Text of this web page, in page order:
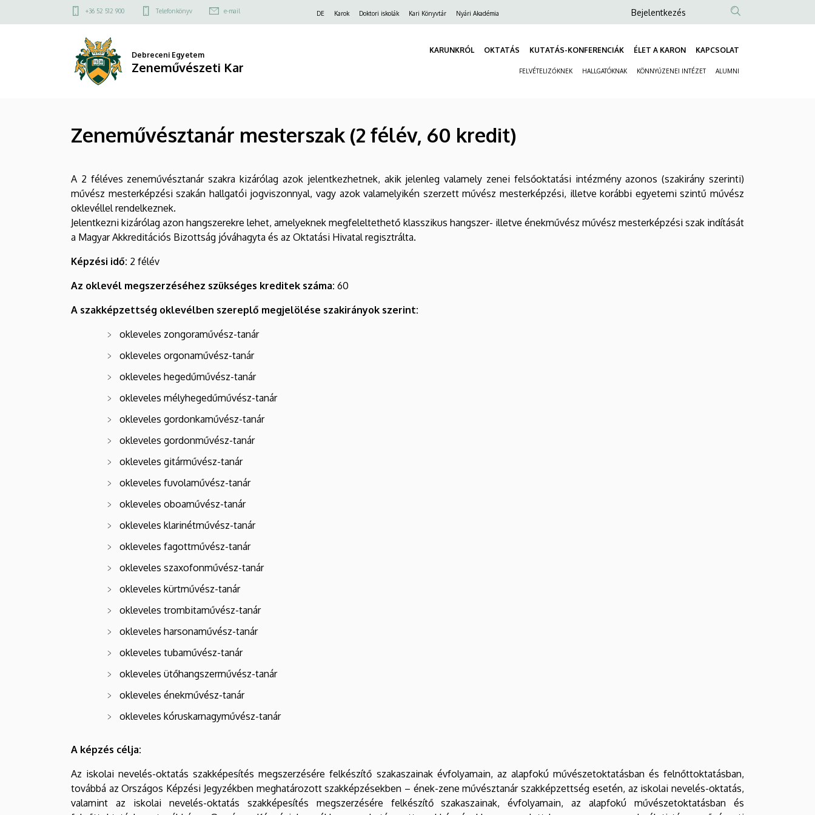
Zeneművésztanár
mesterszak
Zeneművészeti
a
Felső
menü
+36 52 512 900 Telefonkönyv e-mail
Felső
DE Karok Doktori iskolák Kari Könyvtár Nyári Akadémia
Anonim
fiók
menüje
Bejelentkezés
Debreceni Egyetem
Zeneművészeti Kar
KARUNKRÓL OKTATÁS KUTATÁS-KONFERENCIÁK ÉLET A KARON KAPCSOLAT
FELVÉTELIZŐKNEK HALLGATÓKNAK KÖNNYŰZENEI INTÉZET ALUMNI
Zeneművésztanár mesterszak (2 félév, 60 kredit)
A 2 féléves zeneművésztanár szakra kizárólag azok jelentkezhetnek, akik jelenleg valamely zenei felsőoktatási intézmény azonos (szakirány szerinti)
művész mesterképzési szakán hallgatói jogviszonnyal, vagy azok valamelyikén szerzett művész mesterképzési, illetve korábbi egyetemi szintű művész
oklevéllel rendelkeznek.
Jelentkezni kizárólag azon hangszerekre lehet, amelyeknek megfeleltethető klasszikus hangszer- illetve énekművész művész mesterképzési szak indítását
a Magyar Akkreditációs Bizottság jóváhagyta és az Oktatási Hivatal regisztrálta.
Képzési idő: 2 félév
Az oklevél megszerzéséhez szükséges kreditek száma: 60
A szakképzettség oklevélben szereplő megjelölése szakirányok szerint:
okleveles zongoraművész-tanár
okleveles orgonaművész-tanár
okleveles hegedűművész-tanár
okleveles mélyhegedűművész-tanár
okleveles gordonkaművész-tanár
okleveles gordonművész-tanár
okleveles gitárművész-tanár
okleveles fuvolaművész-tanár
okleveles oboaművész-tanár
okleveles klarinétművész-tanár
okleveles fagottművész-tanár
okleveles szaxofonművész-tanár
okleveles kürtművész-tanár
okleveles trombitaművész-tanár
okleveles harsonaművész-tanár
okleveles tubaművész-tanár
okleveles ütőhangszerművész-tanár
okleveles énekművész-tanár
okleveles kóruskarnagyművész-tanár
A képzés célja:
Az iskolai nevelés-oktatás szakképesítés megszerzésére felkészítő szakaszainak évfolyamain, az alapfokú művészetoktatásban és felnőttoktatásban,
továbbá az Országos Képzési Jegyzékben meghatározott szakképzésekben – ének-zene művésztanár szakképzettség esetén, az iskolai nevelés-oktatás,
valamint az iskolai nevelés-oktatás szakképesítés megszerzésére felkészítő szakaszainak, évfolyamain, az alapfokú művészetoktatásban és